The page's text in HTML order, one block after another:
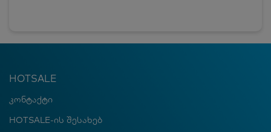
HOTSALE
კონტაქტი
HOTSALE-ის შესახებ